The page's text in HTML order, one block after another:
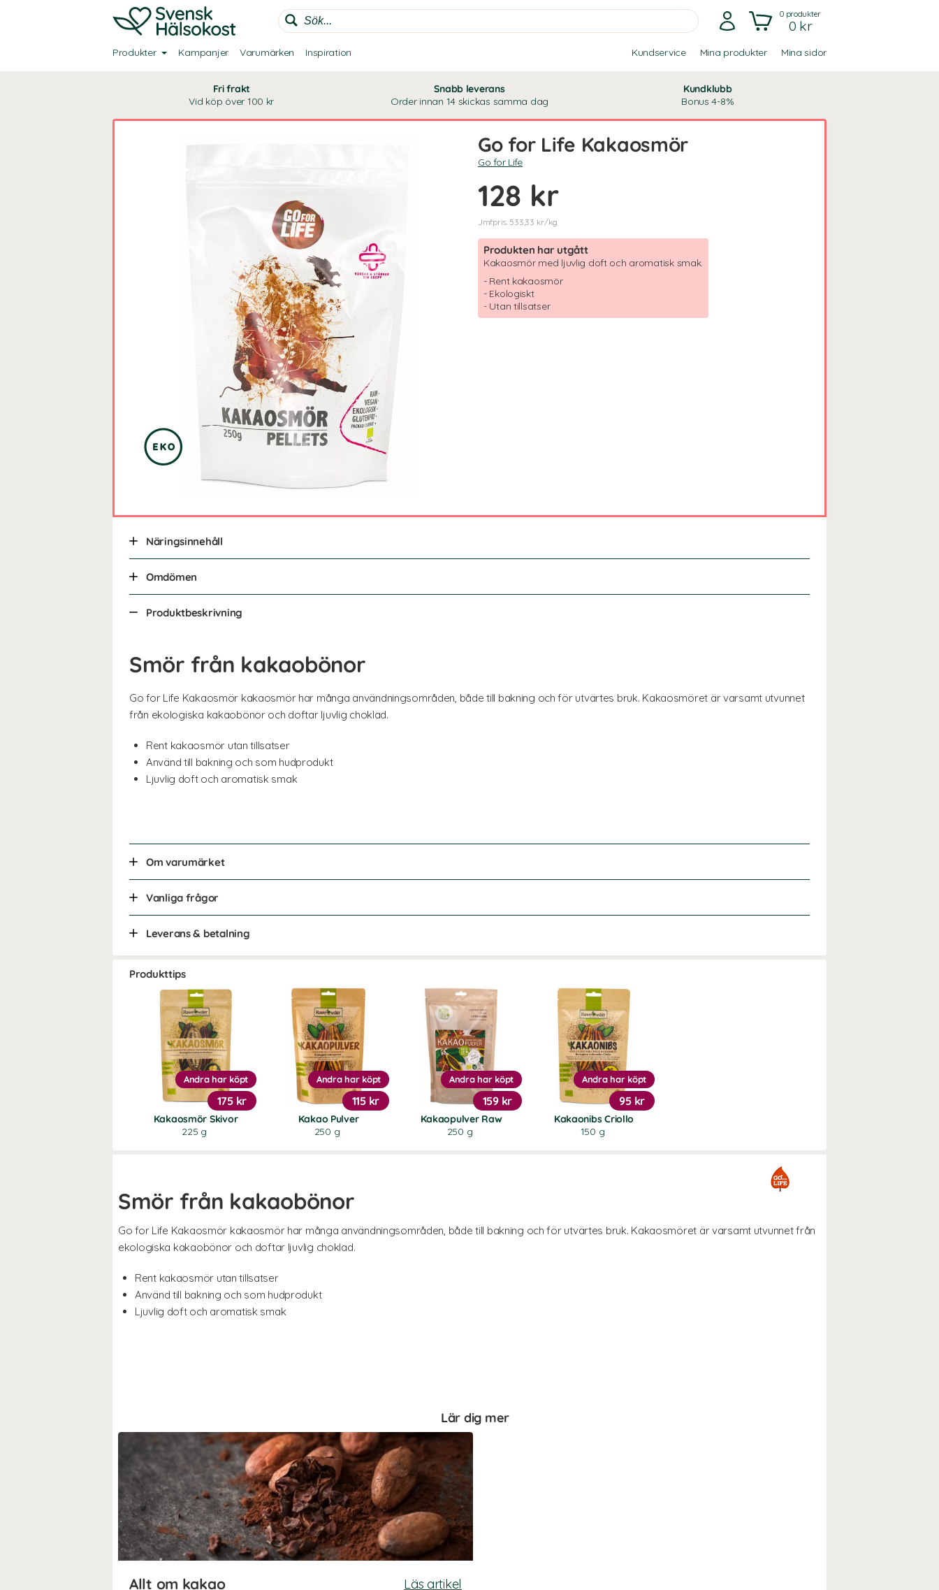
0produkter
0 kr
Produkter Kampanjer Varumärken Inspiration Kundservice Mina produkter Mina sidor
Fri frakt
Vid köp över 100 kr
Snabb leverans
Order innan 14 skickas samma dag
Kundklubb
Bonus 4-8%
Go for Life Kakaosmör
Go for Life
128 kr
Jmfpris: 533,33 kr/kg
Produkten har utgått
Kakaosmör med ljuvlig doft och aromatisk smak.
- Rent kakaosmör
- Ekologiskt
- Utan tillsatser
Näringsinnehåll
Omdömen
Produktbeskrivning
Smör från kakaobönor
Go for Life Kakaosmör kakaosmör har många användningsområden, både till bakning och för utvärtes bruk. Kakaosmöret är varsamt utvunnet
från ekologiska kakaobönor och doftar ljuvlig choklad.
Rent kakaosmör utan tillsatser
Använd till bakning och som hudprodukt
Ljuvlig doft och aromatisk smak
Om varumärket
Vanliga frågor
Leverans & betalning
Produkttips
Kakaosmör Skivor
225 g
Andra har köpt
175 kr
Kakao Pulver
250 g
Andra har köpt
115 kr
Kakaopulver Raw
250 g
Andra har köpt
159 kr
Kakaonibs Criollo
150 g
Andra har köpt
95 kr
Smör från kakaobönor
Go for Life Kakaosmör kakaosmör har många användningsområden, både till bakning och för utvärtes bruk. Kakaosmöret är varsamt utvunnet från
ekologiska kakaobönor och doftar ljuvlig choklad.
Rent kakaosmör utan tillsatser
Använd till bakning och som hudprodukt
Ljuvlig doft och aromatisk smak
Lär dig mer
Allt om kakao Läs artikel